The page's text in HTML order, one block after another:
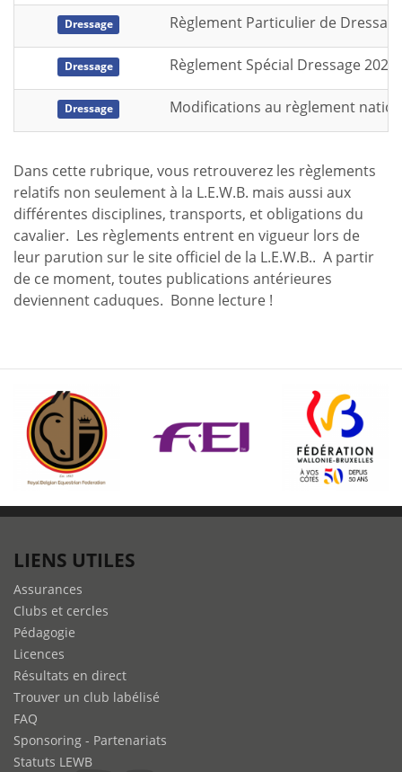
Dressage Règlement Particulier de
Dressage Règlement Spécial Dressage 2026
Dressage Modifications au règlement
Dans cette rubrique, vous retrouverez les règlements
relatifs non seulement à la L.E.W.B. mais aussi aux
différentes disciplines, transports, et obligations du
cavalier. Les règlements entrent en vigueur lors de
leur parution sur le site officiel de la L.E.W.B.. A partir
de ce moment, toutes publications antérieures
deviennent caduques. Bonne lecture !
LIENS UTILES
Assurances
Clubs et cercles
Pédagogie
Licences
Résultats en direct
Trouver un club labélisé
FAQ
Sponsoring - Partenariats
Statuts LEWB